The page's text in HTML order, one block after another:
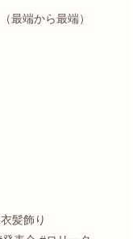
最端から最端）
髪飾り